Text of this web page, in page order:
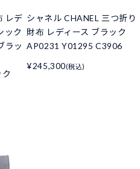
レデ
ック
ラッ
シャネル CHANEL 三つ折り
財布 レディース ブラック
AP0231 Y01295 C3906
¥245,300(税込)